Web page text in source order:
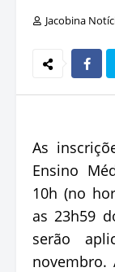
Jacobina
As
Ensino
10h (no
as 23h59
serão
novembro.